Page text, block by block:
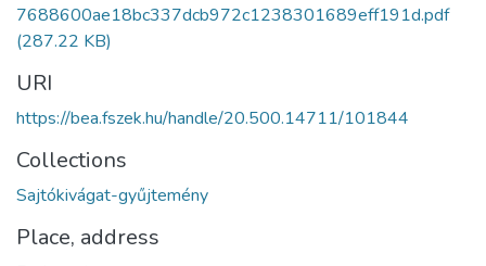
7688600ae18bc337dcb972c1238301689eff191d.pdf
(287.22 KB)
URI
https://bea.fszek.hu/handle/20.500.14711/101844
Collections
Sajtókivágat-gyűjtemény
Place, address